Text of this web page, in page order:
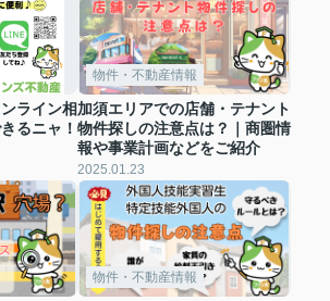
ライン相
るニャ！
物件・不動産情報
加須エリアでの店舗・テナント
物件探しの注意点は？｜商圏情
報や事業計画などをご紹介
2025.01.23
物件・不動産情報